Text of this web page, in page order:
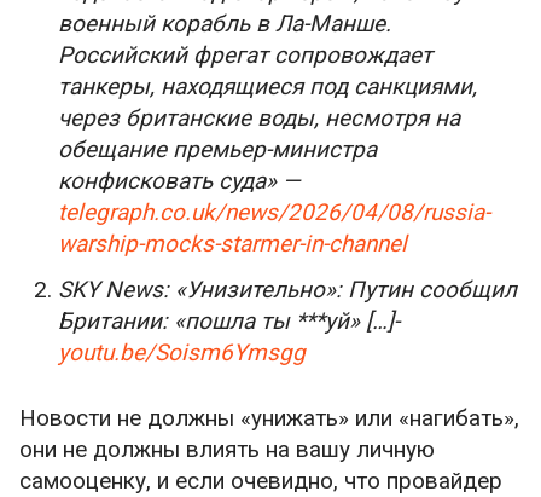
военный корабль в Ла-Манше.
Российский фрегат сопровождает
танкеры, находящиеся под санкциями,
через британские воды, несмотря на
обещание премьер-министра
конфисковать суда» —
telegraph.co.uk/news/2026/04/08/russia-
warship-mocks-starmer-in-channel
SKY News: «Унизительно»: Путин сообщил
Британии: «пошла ты ***уй» […]-
youtu.be/Soism6Ymsgg
Новости не должны «унижать» или «нагибать»,
они не должны влиять на вашу личную
самооценку, и если очевидно, что провайдер